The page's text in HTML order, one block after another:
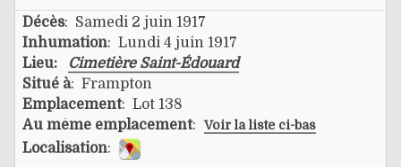
Décès: Samedi 2 juin 1917
Inhumation: Lundi 4 juin 1917
Lieu:
Cimetière Saint-Édouard
Situé à: Frampton
Emplacement: Lot 138
Au même emplacement: Voir la liste ci-bas
Localisation: